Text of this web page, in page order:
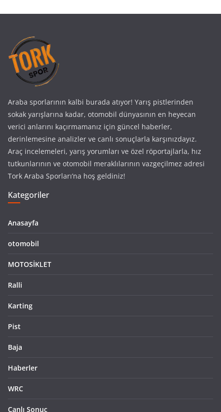
Araba sporlarının kalbi burada atıyor! Yarış pistlerinden
sokak yarışlarına kadar, otomobil dünyasının en heyecan
verici anlarını kaçırmamanız için güncel haberler,
derinlemesine analizler ve canlı sonuçlarla karşınızdayız.
Araç incelemeleri, yarış yorumları ve özel röportajlarla, hız
tutkunlarının ve otomobil meraklılarının vazgeçilmez adresi
Tork Araba Sporları’na hoş geldiniz!
Kategoriler
Anasayfa
otomobil
MOTOSİKLET
Ralli
Karting
Pist
Baja
Haberler
WRC
Canlı Sonuç